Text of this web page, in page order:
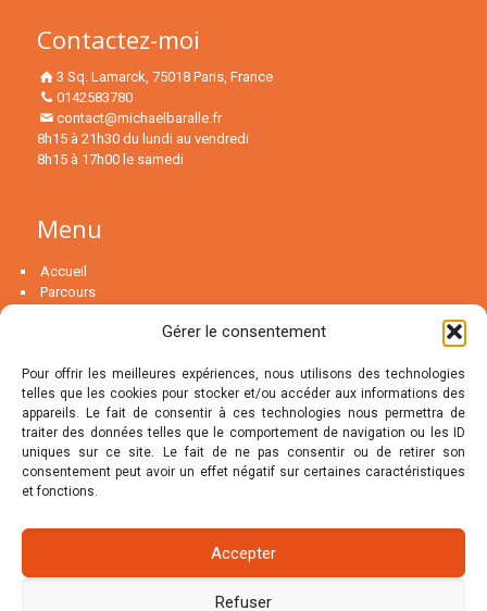
Gérer le consentement
Pour offrir les meilleures expériences, nous utilisons des technologies
telles que les cookies pour stocker et/ou accéder aux informations des
appareils. Le fait de consentir à ces technologies nous permettra de
traiter des données telles que le comportement de navigation ou les ID
uniques sur ce site. Le fait de ne pas consentir ou de retirer son
consentement peut avoir un effet négatif sur certaines caractéristiques
et fonctions.
Accepter
Refuser
Contactez-moi
3 Sq. Lamarck, 75018 Paris, France
0142583780
contact@michaelbaralle.fr
8h15 à 21h30 du lundi au vendredi
8h15 à 17h00 le samedi
Menu
Accueil
Parcours
La psychothérapie…
MENU
Le groupe de thérapie
Blog
Articles